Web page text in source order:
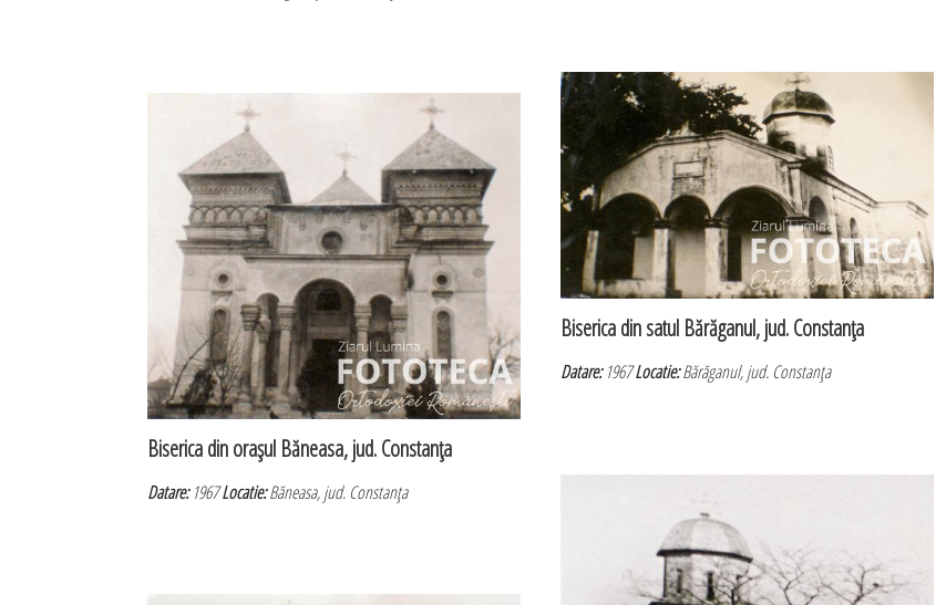
Biserica din satul Bărăganul, jud. Constanţa
Datare:1967Locatie:Bărăganul, jud. Constanţa
Biserica din oraşul Băneasa, jud. Constanţa
Datare:1967Locatie:Băneasa, jud. Constanţa